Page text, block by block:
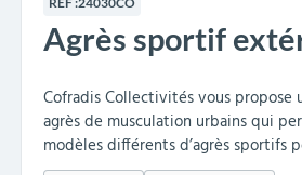
Embellissement et
Barrières de ville
Clous podotactiles et
rampes d'accès
Séparateurs de voies et
Vestiaires
Armoires et rangements
Tables de cantine
Poteaux de guidage
Structures aires de jeux
Agrès sportif
Cofradis Collectivités vous propose
agrès de musculation urbains qui
modèles différents d’agrès sportifs